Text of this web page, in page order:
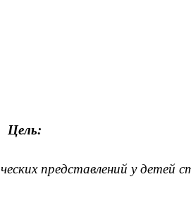
Цель:
представлений у детей